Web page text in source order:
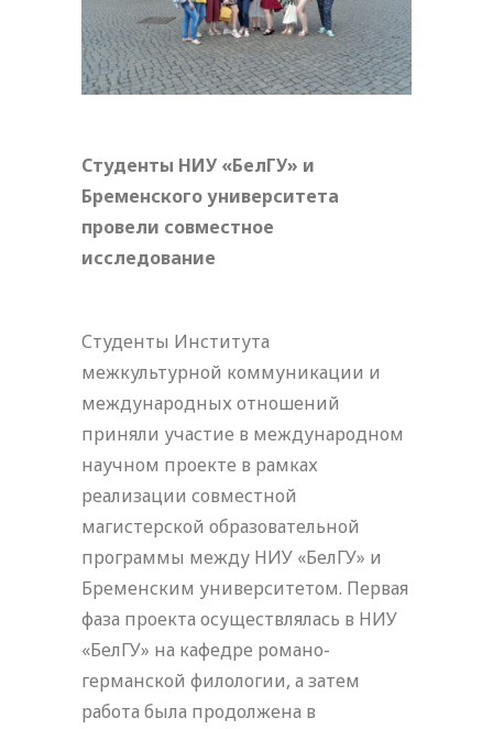
Студенты НИУ «БелГУ» и
Бременского университета
провели совместное
исследование
Студенты Института
межкультурной коммуникации и
международных отношений
приняли участие в международном
научном проекте в рамках
реализации совместной
магистерской образовательной
программы между НИУ «БелГУ» и
Бременским университетом. Первая
фаза проекта осуществлялась в НИУ
«БелГУ» на кафедре романо-
германской филологии, а затем
работа была продолжена в